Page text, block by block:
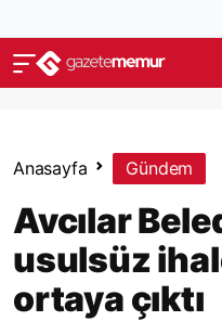
Anasayfa Gündem
Avcılar
usulsüz
ortaya çıktı